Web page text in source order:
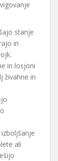
stanje
in
in losjoni
živahne in
ali